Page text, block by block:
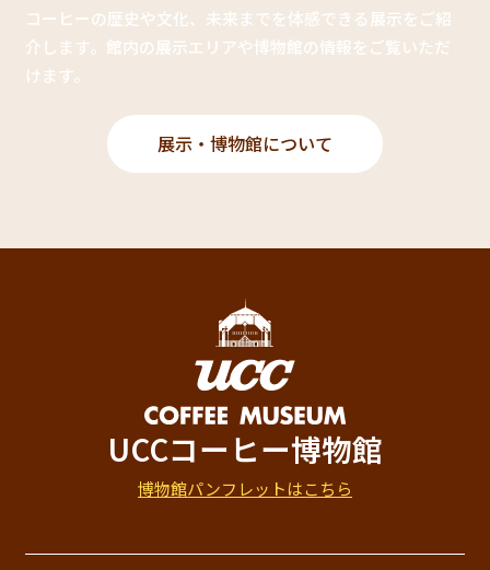
コーヒーの歴史や文化、未来までを体感できる展示をご紹
介します。館内の展示エリアや博物館の情報をご覧いただ
けます。
展示・博物館について
UCCコーヒー博物館
博物館パンフレットはこちら